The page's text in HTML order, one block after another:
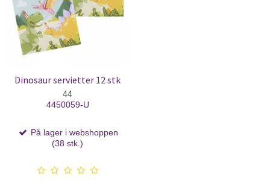
Dinosaur servietter 12 stk
44
4450059-U
På lager i webshoppen
(38 stk.)